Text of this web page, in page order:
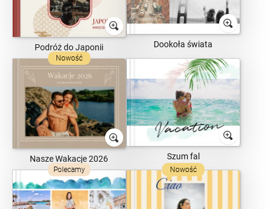
Podróż do Japonii Dookoła świata
Nowość
Nasze Wakacje 2026 Szum fal
Polecamy Nowość